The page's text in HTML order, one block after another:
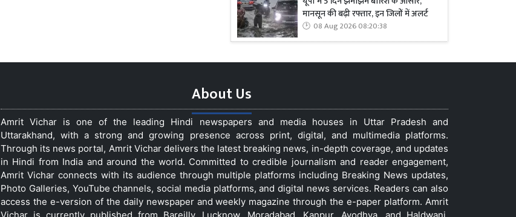
मानसून की बढ़ी रफ्तार, इन जिलों में अलर्ट
08 Aug 2026 08:20:38
About Us
Amrit Vichar is one of the leading Hindi newspapers and media houses in Uttar Pradesh and
Uttarakhand, with a strong and growing presence across print, digital, and multimedia platforms.
Through its news portal, Amrit Vichar delivers the latest breaking news, in-depth coverage, and updates
in Hindi from India and around the world. Committed to credible journalism and reader engagement,
Amrit Vichar connects with its audience through multiple platforms including Breaking News updates,
Photo Galleries, YouTube channels, social media platforms, and digital news services. Readers can also
access the e-version of the daily newspaper and weekly magazine through the e-paper platform. Amrit